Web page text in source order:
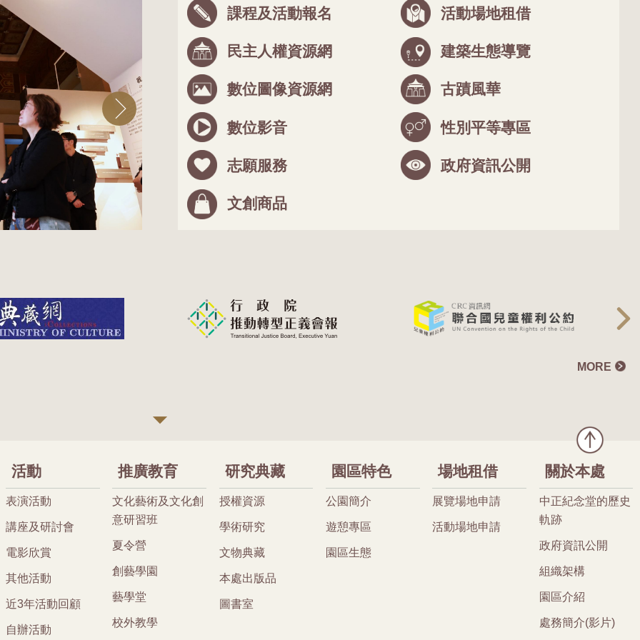
課程及活動報名 活動場地租借
民主人權資源網 建築生態導覽
數位圖像資源網 古蹟風華
數位影音 性別平等專區
志願服務 政府資訊公開
文創商品
MORE
活動
表演活動
講座及研討會
電影欣賞
其他活動
近3年活動回顧
自辦活動
推廣教育
文化藝術及文化創
意研習班
夏令營
創藝學園
藝學堂
校外教學
研究典藏
授權資源
學術研究
文物典藏
本處出版品
圖書室
園區特色
公園簡介
遊憩專區
園區生態
場地租借
展覽場地申請
活動場地申請
關於本處
中正紀念堂的歷史
軌跡
政府資訊公開
組織架構
園區介紹
處務簡介(影片)